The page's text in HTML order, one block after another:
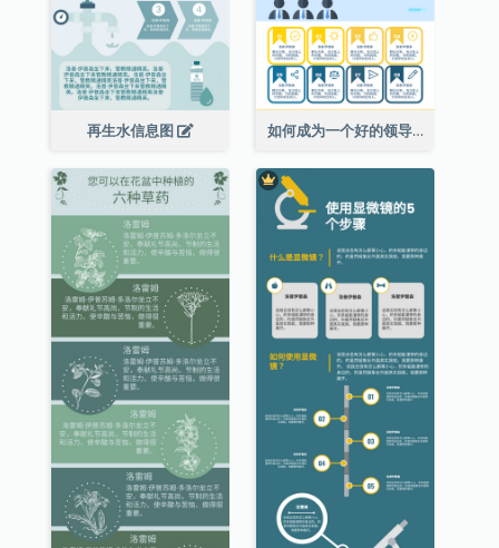
再生水信息图 如何成为一个好的领导者信息图